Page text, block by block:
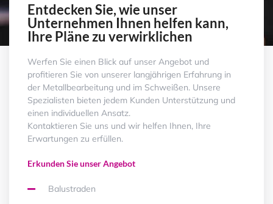
Balustraden
Entdecken Sie, wie unser
Unternehmen Ihnen helfen kann,
Ihre Pläne zu verwirklichen
Werfen Sie einen Blick auf unser Angebot und
profitieren Sie von unserer langjährigen Erfahrung in
der Metallbearbeitung und im Schweißen. Unsere
Spezialisten bieten jedem Kunden Unterstützung und
einen individuellen Ansatz.
Kontaktieren Sie uns und wir helfen Ihnen, Ihre
Erwartungen zu erfüllen.
Erkunden Sie unser Angebot